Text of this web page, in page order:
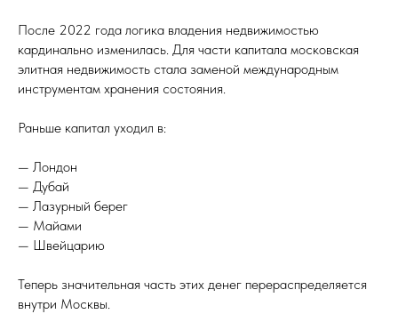
После 2022 года логика владения недвижимостью
кардинально изменилась. Для части капитала московская
элитная недвижимость стала заменой международным
инструментам хранения состояния.
Раньше капитал уходил в:
— Лондон
— Дубай
— Лазурный берег
— Майами
— Швейцарию
Теперь значительная часть этих денег перераспределяется
внутри Москвы.